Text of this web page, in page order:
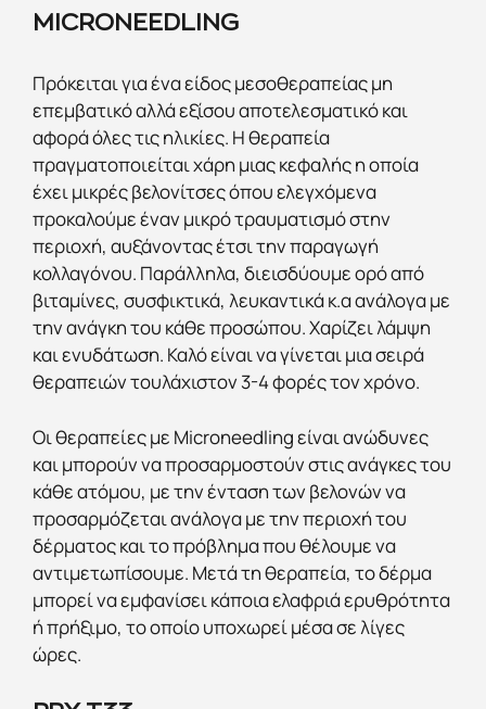
MICRONEEDLING
Πρόκειται για ένα είδος μεσοθεραπείας μη
επεμβατικό αλλά εξίσου αποτελεσματικό και
αφορά όλες τις ηλικίες. Η θεραπεία
πραγματοποιείται χάρη μιας κεφαλής η οποία
έχει μικρές βελονίτσες όπου ελεγχόμενα
προκαλούμε έναν μικρό τραυματισμό στην
περιοχή, αυξάνοντας έτσι την παραγωγή
κολλαγόνου. Παράλληλα, διεισδύουμε ορό από
βιταμίνες, συσφικτικά, λευκαντικά κ.α ανάλογα με
την ανάγκη του κάθε προσώπου. Χαρίζει λάμψη
και ενυδάτωση. Καλό είναι να γίνεται μια σειρά
θεραπειών τουλάχιστον 3-4 φορές τον χρόνο.
Οι θεραπείες με Microneedling είναι ανώδυνες
και μπορούν να προσαρμοστούν στις ανάγκες του
κάθε ατόμου, με την ένταση των βελονών να
προσαρμόζεται ανάλογα με την περιοχή του
δέρματος και το πρόβλημα που θέλουμε να
αντιμετωπίσουμε. Μετά τη θεραπεία, το δέρμα
μπορεί να εμφανίσει κάποια ελαφριά ερυθρότητα
ή πρήξιμο, το οποίο υποχωρεί μέσα σε λίγες
ώρες.